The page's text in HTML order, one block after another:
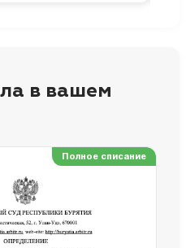
в вашем
Полное списание